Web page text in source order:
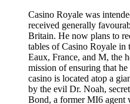
Casino Royale was
received generally
Britain. He now plans to
tables of Casino Royale in
Eaux, France, and M, the
mission of ensuring that
casino is located atop a
by the evil Dr. Noah,
Bond, a former MI6 agent